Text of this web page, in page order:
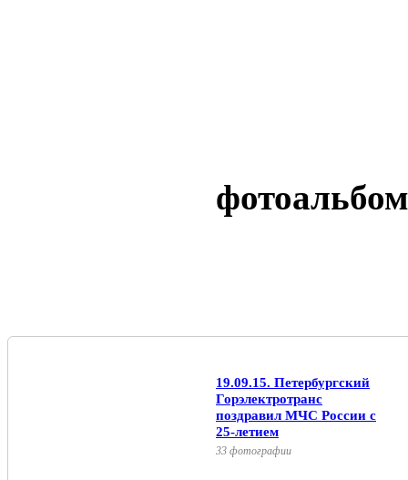
19.09.15. Петербургский
Горэлектротранс
поздравил МЧС России с
25-летием
33 фотографии